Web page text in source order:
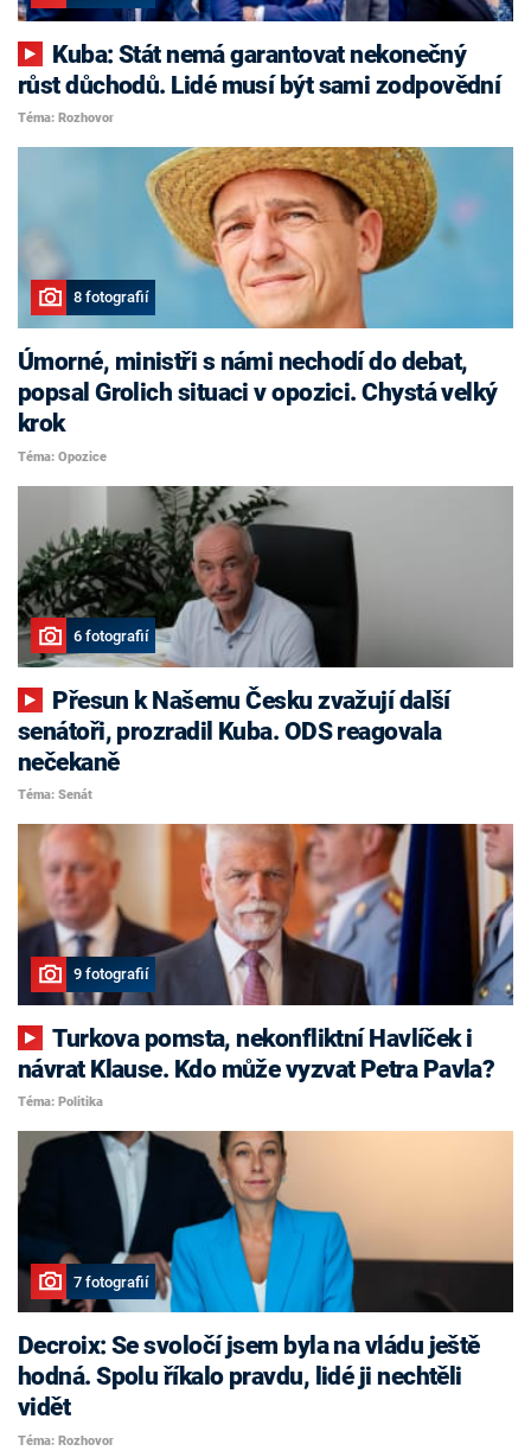
růst důchodů. Lidé musí být sami zodpovědní
Téma: Rozhovor
8 fotografií
Úmorné, ministři s námi nechodí do debat,
popsal Grolich situaci v opozici. Chystá velký
krok
Téma: Opozice
6 fotografií
senátoři, prozradil Kuba. ODS reagovala
nečekaně
Téma: Senát
9 fotografií
Turkova pomsta, nekonfliktní Havlíček i
návrat Klause. Kdo může vyzvat Petra Pavla?
Téma: Politika
7 fotografií
Decroix: Se svoločí jsem byla na vládu ještě
hodná. Spolu říkalo pravdu, lidé ji nechtěli
vidět
Téma: Rozhovor